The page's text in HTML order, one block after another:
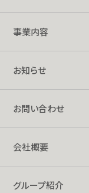
事業内容
お知らせ
お問い合わせ
会社概要
グループ紹介